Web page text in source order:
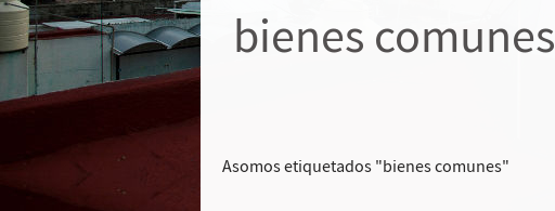
bienes comunes
Asomos etiquetados "bienes comunes"